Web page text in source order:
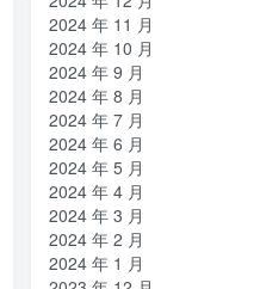
2024 年 11 月
2024 年 10 月
2024 年 9 月
2024 年 8 月
2024 年 7 月
2024 年 6 月
2024 年 5 月
2024 年 4 月
2024 年 3 月
2024 年 2 月
2024 年 1 月